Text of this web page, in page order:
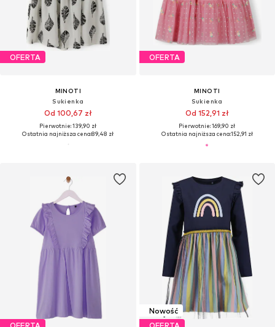
OFERTA
MINOTI
Sukienka
Od 100,67 zł
Pierwotnie: 139,90 zł
Ostatnia najniższa cena:89,48 zł
OFERTA
MINOTI
Sukienka
Od 152,91 zł
Pierwotnie: 169,90 zł
Ostatnia najniższa cena:152,91 zł
Nowość